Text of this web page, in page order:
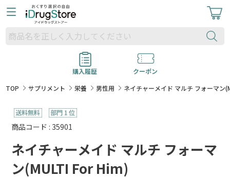
購入履歴
クーポン
TOP
サプリメント 栄養 男性用 ネイチャーメイド マルチ フォーマン
商品コード : 35901
ネイチャーメイド マルチ フォーマ
ン(MULTI For Him)